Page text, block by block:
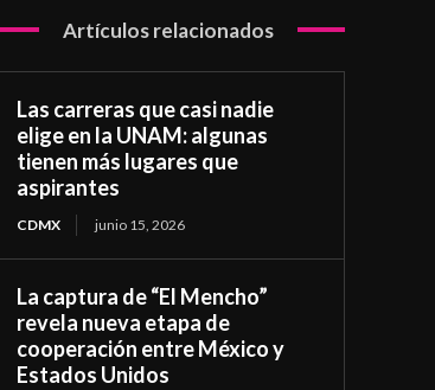
Artículos relacionados
Las carreras que casi nadie
elige en la UNAM: algunas
tienen más lugares que
aspirantes
CDMX junio 15, 2026
La captura de “El Mencho”
revela nueva etapa de
cooperación entre México y
Estados Unidos